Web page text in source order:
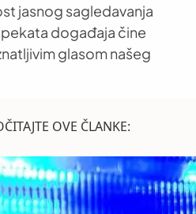
jasnog sagledavanja
događaja čine
glasom našeg
OVE ČLANKE: